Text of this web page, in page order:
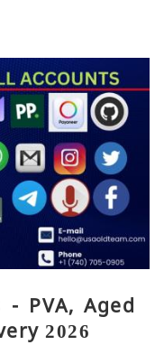
- PVA, Aged
2026